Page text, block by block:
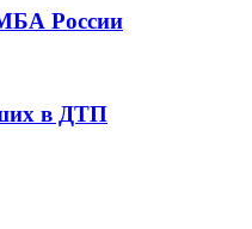
России
в ДТП